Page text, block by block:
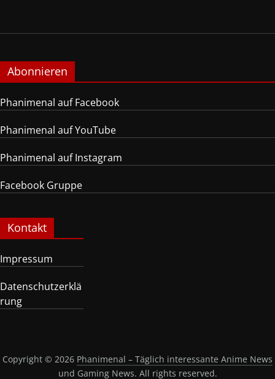
Abonnieren
Phanimenal auf Facebook
Phanimenal auf YouTube
Phanimenal auf Instagram
Facebook Gruppe
Kontakt
Impressum
Datenschutzerklä
rung
Copyright © 2026 Phanimenal – Täglich interessante Anime News
und Gaming News. All rights reserved.